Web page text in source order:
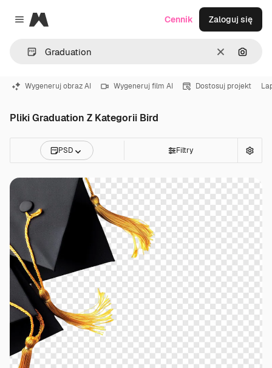
Close menu
Magnific
WyczyśćSzukaj
Cennik Zaloguj się
Wygeneruj obraz AI Wygeneruj film AI Dostosuj projekt
Pliki Graduation Z Kategorii Bird
PSD Filtry